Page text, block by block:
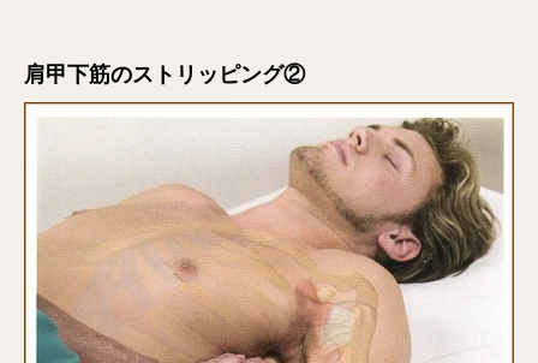
肩甲下筋のストリッピング②
HOME メニュー

クーポン